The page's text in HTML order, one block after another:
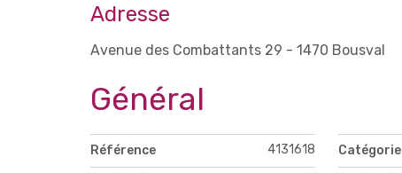
Adresse
Avenue des Combattants 29 - 1470 Bousval
Général
Référence 4131618 Catégorie